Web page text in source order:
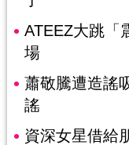
ATEEZ大跳「
場
蕭敬騰遭造謠
謠
資深女星借給